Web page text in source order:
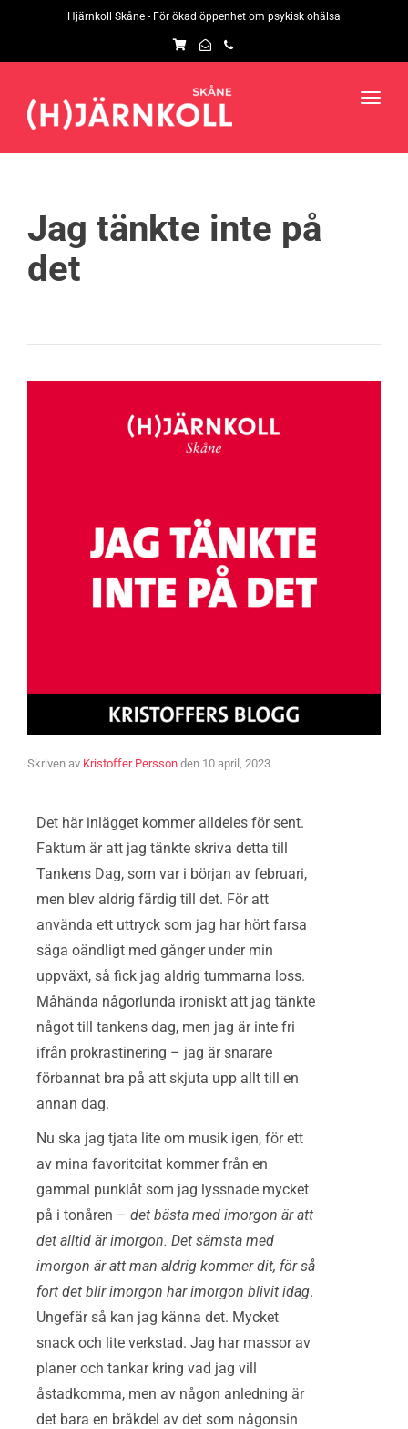
Hjärnkoll Skåne - För ökad öppenhet om psykisk ohälsa
Jag tänkte inte på
det
Skriven av Kristoffer Persson den 10 april, 2023
Det här inlägget kommer alldeles för sent.
Faktum är att jag tänkte skriva detta till
Tankens Dag, som var i början av februari,
men blev aldrig färdig till det. För att
använda ett uttryck som jag har hört farsa
säga oändligt med gånger under min
uppväxt, så fick jag aldrig tummarna loss.
Måhända någorlunda ironiskt att jag tänkte
något till tankens dag, men jag är inte fri
ifrån prokrastinering – jag är snarare
förbannat bra på att skjuta upp allt till en
annan dag.
Nu ska jag tjata lite om musik igen, för ett
av mina favoritcitat kommer från en
gammal punklåt som jag lyssnade mycket
på i tonåren – det bästa med imorgon är att
det alltid är imorgon. Det sämsta med
imorgon är att man aldrig kommer dit, för så
fort det blir imorgon har imorgon blivit idag.
Ungefär så kan jag känna det. Mycket
snack och lite verkstad. Jag har massor av
planer och tankar kring vad jag vill
åstadkomma, men av någon anledning är
det bara en bråkdel av det som någonsin